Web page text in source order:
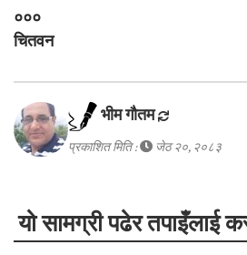
०००
चितवन
भीम गाैतम
प्रकाशित मिति : जेठ २०, २०८३
यो सामग्री पढेर तपाइँलाई